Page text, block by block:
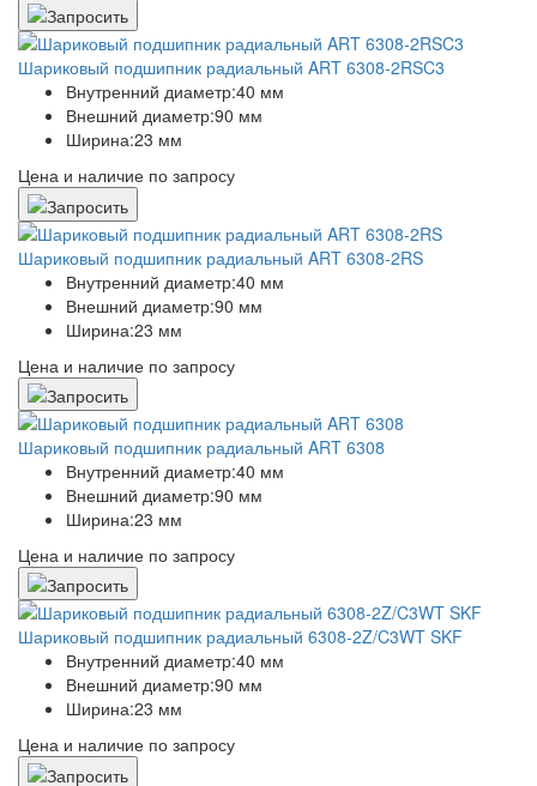
Шариковый подшипник радиальный ART 6308-2RSC3
Внутренний диаметр:40 мм
Внешний диаметр:90 мм
Ширина:23 мм
Цена и наличие по запросу
Шариковый подшипник радиальный ART 6308-2RS
Внутренний диаметр:40 мм
Внешний диаметр:90 мм
Ширина:23 мм
Цена и наличие по запросу
Шариковый подшипник радиальный ART 6308
Внутренний диаметр:40 мм
Внешний диаметр:90 мм
Ширина:23 мм
Цена и наличие по запросу
Шариковый подшипник радиальный 6308-2Z/C3WT SKF
Внутренний диаметр:40 мм
Внешний диаметр:90 мм
Ширина:23 мм
Цена и наличие по запросу